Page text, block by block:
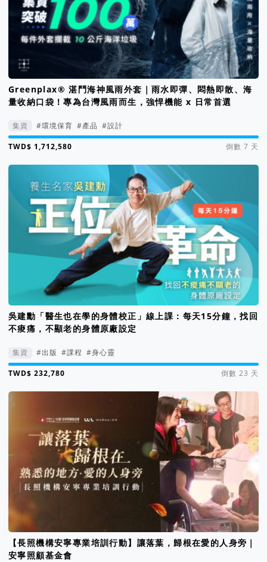
Greenplax® 湛鬥海神風雨外套｜雨水即彈、悶熱即散、海
量收納口袋！專為台灣風雨而生，強悍機能 x 日常首選
集資 #環境保育 #產品 #設計
集資進度 1713%
倒數 7 天
吳建勳「醫生也在學的身體校正」線上課：每天15分鐘，找回
不痠痛，不顯老的身體原廠設定
集資 #出版 #課程 #身心靈
集資進度 233%
倒數 23 天
【長照機構安寧專業培訓行動】讓落葉，歸根在愛的人身旁｜
安寧照顧基金會